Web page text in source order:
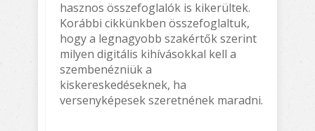
hasznos összefoglalók is kikerültek.
Korábbi cikkünkben összefoglaltuk,
hogy a legnagyobb szakértők szerint
milyen digitális kihívásokkal kell a
szembenézniük a
kiskereskedéseknek, ha
versenyképesek szeretnének maradni.